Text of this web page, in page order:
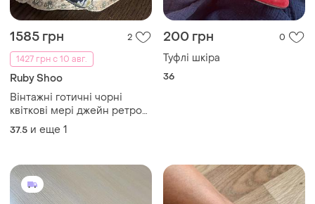
1585 грн
2
1427 грн с 10 авг.
Ruby Shoo
Вінтажні готичні чорні
квіткові мері джейн ретро
туфлі в готичному стилі з
бантом бант
37.5 и еще 1
200 грн 0
Туфлі шкіра
36